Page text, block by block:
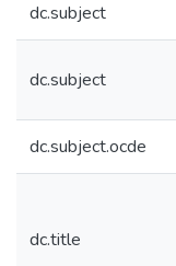
dc.subject
dc.subject
dc.subject.ocde
dc.title